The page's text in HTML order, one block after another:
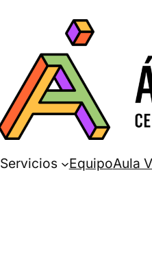
Servicios EquipoAula